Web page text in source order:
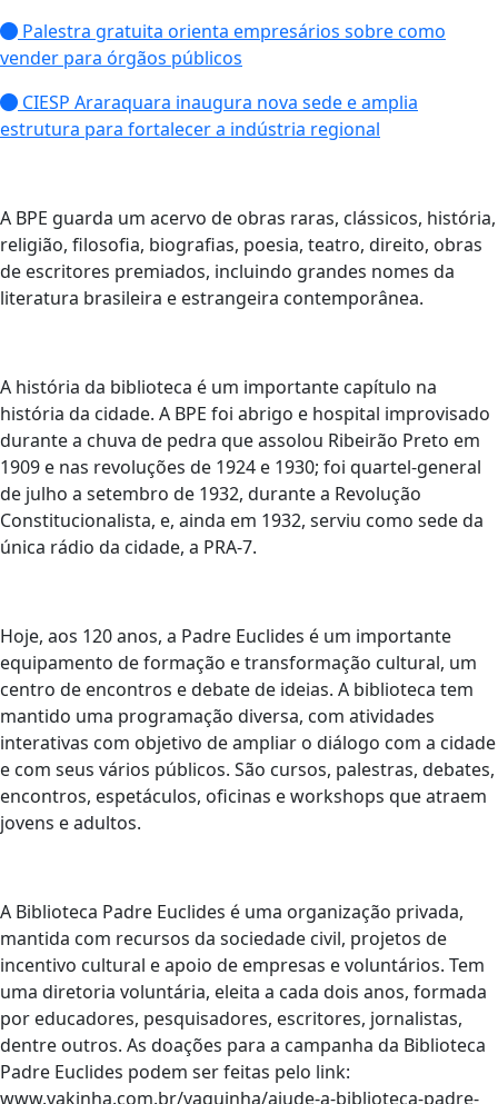
Palestra gratuita orienta empresários sobre como
vender para órgãos públicos
CIESP Araraquara inaugura nova sede e amplia
estrutura para fortalecer a indústria regional
A BPE guarda um acervo de obras raras, clássicos, história,
religião, filosofia, biografias, poesia, teatro, direito, obras
de escritores premiados, incluindo grandes nomes da
literatura brasileira e estrangeira contemporânea.
A história da biblioteca é um importante capítulo na
história da cidade. A BPE foi abrigo e hospital improvisado
durante a chuva de pedra que assolou Ribeirão Preto em
1909 e nas revoluções de 1924 e 1930; foi quartel-general
de julho a setembro de 1932, durante a Revolução
Constitucionalista, e, ainda em 1932, serviu como sede da
única rádio da cidade, a PRA-7.
Hoje, aos 120 anos, a Padre Euclides é um importante
equipamento de formação e transformação cultural, um
centro de encontros e debate de ideias. A biblioteca tem
mantido uma programação diversa, com atividades
interativas com objetivo de ampliar o diálogo com a cidade
e com seus vários públicos. São cursos, palestras, debates,
encontros, espetáculos, oficinas e workshops que atraem
jovens e adultos.
A Biblioteca Padre Euclides é uma organização privada,
mantida com recursos da sociedade civil, projetos de
incentivo cultural e apoio de empresas e voluntários. Tem
uma diretoria voluntária, eleita a cada dois anos, formada
por educadores, pesquisadores, escritores, jornalistas,
dentre outros. As doações para a campanha da Biblioteca
Padre Euclides podem ser feitas pelo link:
www.vakinha.com.br/vaquinha/ajude-a-biblioteca-padre-